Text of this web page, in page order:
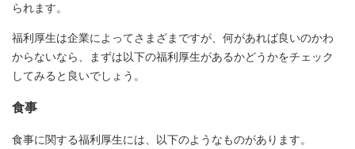
られます。
福利厚生は企業によってさまざまですが、何があれば良いのかわ
からないなら、まずは以下の福利厚生があるかどうかをチェック
してみると良いでしょう。
食事
食事に関する福利厚生には、以下のようなものがあります。